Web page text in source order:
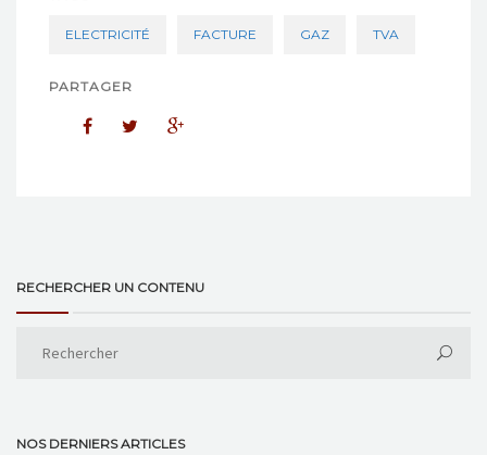
ELECTRICITÉ FACTURE GAZ TVA
PARTAGER
RECHERCHER UN CONTENU
NOS DERNIERS ARTICLES